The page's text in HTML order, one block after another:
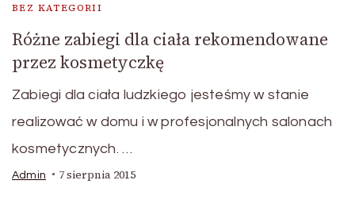
BEZ KATEGORII
Różne zabiegi dla ciała rekomendowane
przez kosmetyczkę
Zabiegi dla ciała ludzkiego jesteśmy w stanie
realizować w domu i w profesjonalnych salonach
kosmetycznych. …
Admin 7 sierpnia 2015